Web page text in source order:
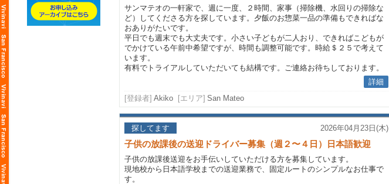
サンマテオの一軒家で、週に一度、２時間、家事（掃除機、水回りの掃除な
ど）してくださる方を探しています。夕飯のお惣菜一品の準備もできればな
おありがたいです。
平日でも週末でも大丈夫です。小さい子どもが二人おり、できればこどもが
でかけている午前中希望ですが、時間も調整可能です。時給＄２５で考えて
います。
有料でトライアルしていただいても結構です。ご連絡お待ちしております。
詳細
[登録者] Akiko [エリア] San Mateo
探してます 2026年04月23日(木)
子供の放課後の送迎ドライバー募集（週２〜４日）日本語歓迎
子供の放課後送迎をお手伝いしていただける方を募集しています。
現地校から日本語学校までの送迎業務で、固定ルートのシンプルなお仕事で
す。